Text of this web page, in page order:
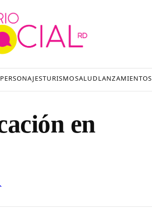
PERSONAJESTURISMOSALUDLANZAMIENTOS
en